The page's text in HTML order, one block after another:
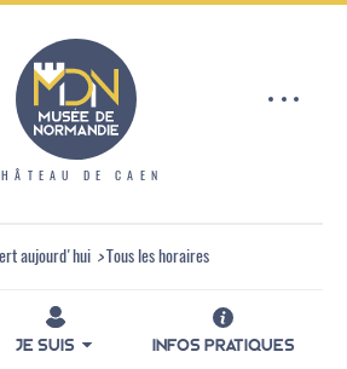
DE CAEN
aujourd'hui > Tous les horaires
JE SUIS INFOS PRATIQUES
cookies